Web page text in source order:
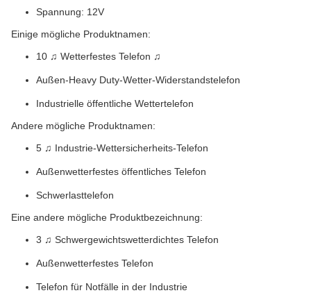
Spannung: 12V
Einige mögliche Produktnamen:
10 ♫ Wetterfestes Telefon ♫
Außen-Heavy Duty-Wetter-Widerstandstelefon
Industrielle öffentliche Wettertelefon
Andere mögliche Produktnamen:
5 ♫ Industrie-Wettersicherheits-Telefon
Außenwetterfestes öffentliches Telefon
Schwerlasttelefon
Eine andere mögliche Produktbezeichnung:
3 ♫ Schwergewichtswetterdichtes Telefon
Außenwetterfestes Telefon
Telefon für Notfälle in der Industrie